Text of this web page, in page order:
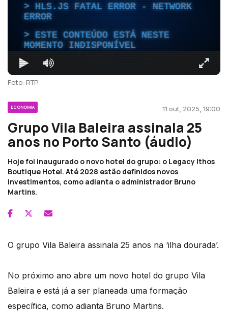
HLS.JS FATAL ERROR - NETWORK
ERROR
ESTE CONTEÚDO ESTÁ NESTE
MOMENTO INDISPONÍVEL
Foto: RTP
ECONOMIA 11 out, 2025, 19:00
Grupo Vila Baleira assinala 25
anos no Porto Santo (áudio)
Hoje foi inaugurado o novo hotel do grupo: o Legacy Ithos
Boutique Hotel. Até 2028 estão definidos novos
investimentos, como adianta o administrador Bruno
Martins.
O grupo Vila Baleira assinala 25 anos na ‘ilha dourada’.
No próximo ano abre um novo hotel do grupo Vila
Baleira e está já a ser planeada uma formação
específica, como adianta Bruno Martins.